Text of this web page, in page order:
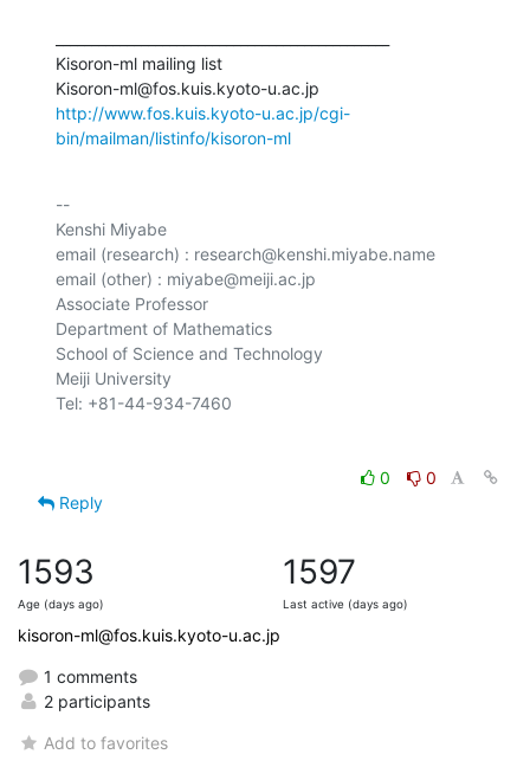
Kisoron-ml mailing list
http://www.fos.kuis.kyoto-u.ac.jp/cgi-
bin/mailman/listinfo/kisoron-ml
--
Kenshi Miyabe
email (research) : research@kenshi.miyabe.name
email (other) : miyabe@meiji.ac.jp
Associate Professor
Department of Mathematics
School of Science and Technology
Meiji University
0
0
Reply
1593
Age (days ago)
1597
Last active (days ago)
kisoron-ml@fos.kuis.kyoto-u.ac.jp
1 comments
2 participants
Add to favorites